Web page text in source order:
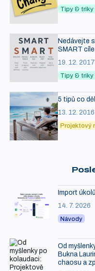
Tipy & triky
Nedávejte
SMART cíle
19. 12. 2017
Tipy & triky
5 tipů co
13. 12. 2016
Projektový
Import
14. 7. 2026
Návody
Od
Bukna
chaosu a